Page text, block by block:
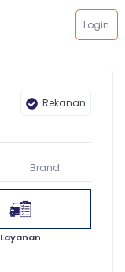
Login
Rekanan
Brand
Layanan